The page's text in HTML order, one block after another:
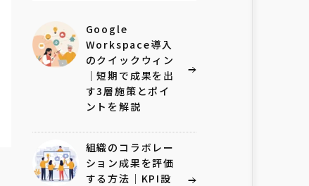
Google
Workspace導入
のクイックウィン
｜短期で成果を出
す3層施策とポイ
ントを解説
組織のコラボレー
ション成果を評価
する方法｜KPI設